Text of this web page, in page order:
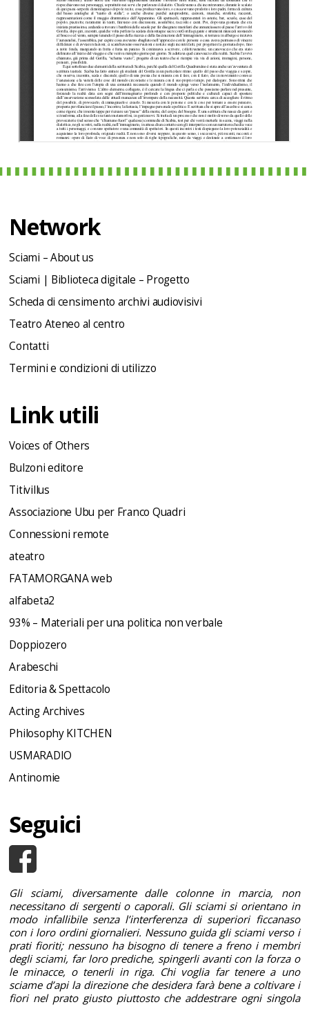
Network
Sciami – About us
Sciami | Biblioteca digitale – Progetto
Scheda di censimento archivi audiovisivi
Teatro Ateneo al centro
Contatti
Termini e condizioni di utilizzo
Link utili
Voices of Others
Bulzoni editore
Titivillus
Associazione Ubu per Franco Quadri
Connessioni remote
ateatro
FATAMORGANA web
alfabeta2
93% – Materiali per una politica non verbale
Doppiozero
Arabeschi
Editoria & Spettacolo
Acting Archives
Philosophy KITCHEN
USMARADIO
Antinomie
Seguici
Gli sciami, diversamente dalle colonne in marcia, non
necessitano di sergenti o caporali. Gli sciami si orientano in
modo infallibile senza l’interferenza di superiori ficcanaso
con i loro ordini giornalieri. Nessuno guida gli sciami verso i
prati fioriti; nessuno ha bisogno di tenere a freno i membri
degli sciami, far loro prediche, spingerli avanti con la forza o
le minacce, o tenerli in riga. Chi voglia far tenere a uno
sciame d’api la direzione che desidera farà bene a coltivare i
fiori nel prato giusto piuttosto che addestrare ogni singola